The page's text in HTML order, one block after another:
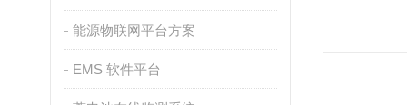
能源物联网平台方案
EMS 软件平台